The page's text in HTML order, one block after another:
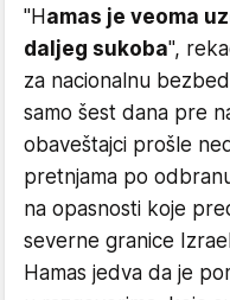
"H amas je veoma
daljeg sukoba",
za nacionalnu
samo šest dana pre
obaveštajci prošle
pretnjama po
na opasnosti koje
severne granice
Hamas jedva da je